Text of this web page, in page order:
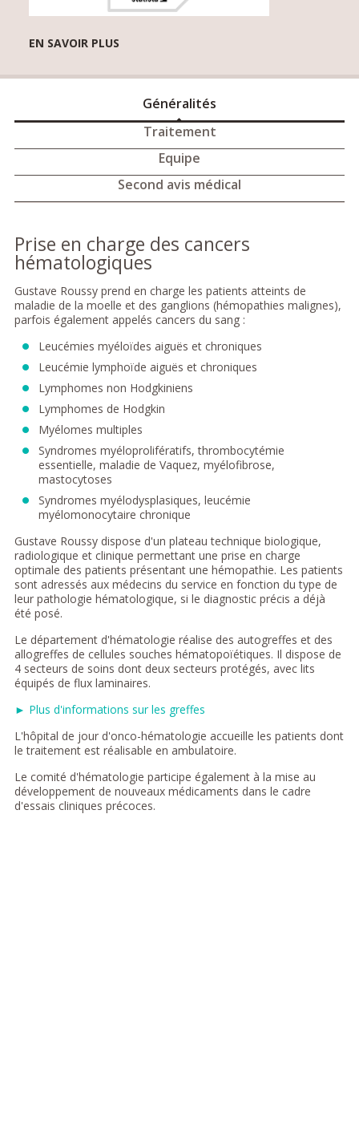
EN SAVOIR PLUS
Généralités
Traitement
Equipe
Second avis médical
Prise en charge des cancers
hématologiques
Gustave Roussy prend en charge les patients atteints de
maladie de la moelle et des ganglions (hémopathies malignes),
parfois également appelés cancers du sang :
Leucémies myéloïdes aiguës et chroniques
Leucémie lymphoïde aiguës et chroniques
Lymphomes non Hodgkiniens
Lymphomes de Hodgkin
Myélomes multiples
Syndromes myéloprolifératifs, thrombocytémie
essentielle, maladie de Vaquez, myélofibrose,
mastocytoses
Syndromes myélodysplasiques, leucémie
myélomonocytaire chronique
Gustave Roussy dispose d'un plateau technique biologique,
radiologique et clinique permettant une prise en charge
optimale des patients présentant une hémopathie. Les patients
sont adressés aux médecins du service en fonction du type de
leur pathologie hématologique, si le diagnostic précis a déjà
été posé.
Le département d'hématologie réalise des autogreffes et des
allogreffes de cellules souches hématopoïétiques. Il dispose de
4 secteurs de soins dont deux secteurs protégés, avec lits
équipés de flux laminaires.
► Plus d'informations sur les greffes
L'hôpital de jour d'onco-hématologie accueille les patients dont
le traitement est réalisable en ambulatoire.
Le comité d'hématologie participe également à la mise au
développement de nouveaux médicaments dans le cadre
d'essais cliniques précoces.